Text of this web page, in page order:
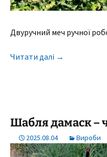
Двуручний меч ручної
Читати далі →
Шабля дамаск –
2025.08.04 Вироби